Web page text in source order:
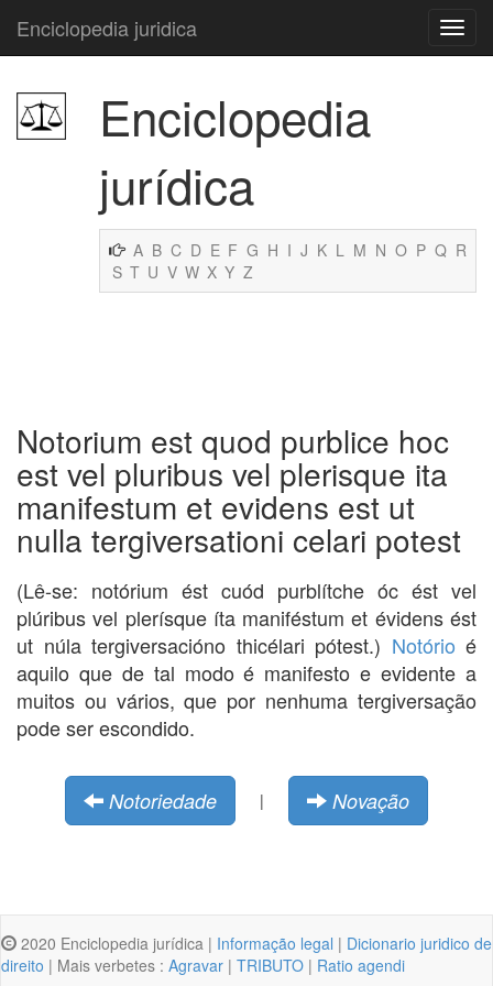
Enciclopedia juridica
Enciclopedia
jurídica
A B C D E F G H I J K L M N O P Q R
S T U V W X Y Z
Notorium est quod purblice hoc
est vel pluribus vel plerisque ita
manifestum et evidens est ut
nulla tergiversationi celari potest
(Lê-se: notórium ést cuód purblítche óc ést vel
plúribus vel plerísque íta maniféstum et évidens ést
ut núla tergiversacióno thicélari pótest.) Notório é
aquilo que de tal modo é manifesto e evidente a
muitos ou vários, que por nenhuma tergiversação
pode ser escondido.
Notoriedade | Novação
2020 Enciclopedia jurídica | Informação legal | Dicionario juridico de
direito | Mais verbetes : Agravar | TRIBUTO | Ratio agendi